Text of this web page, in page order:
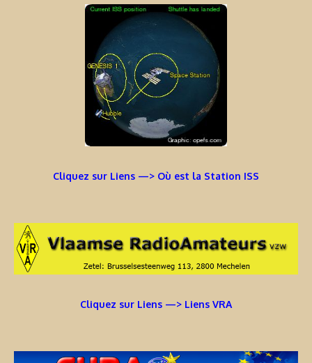
Cliquez sur Liens —> Où est la Station ISS
Cliquez sur Liens —> Liens VRA